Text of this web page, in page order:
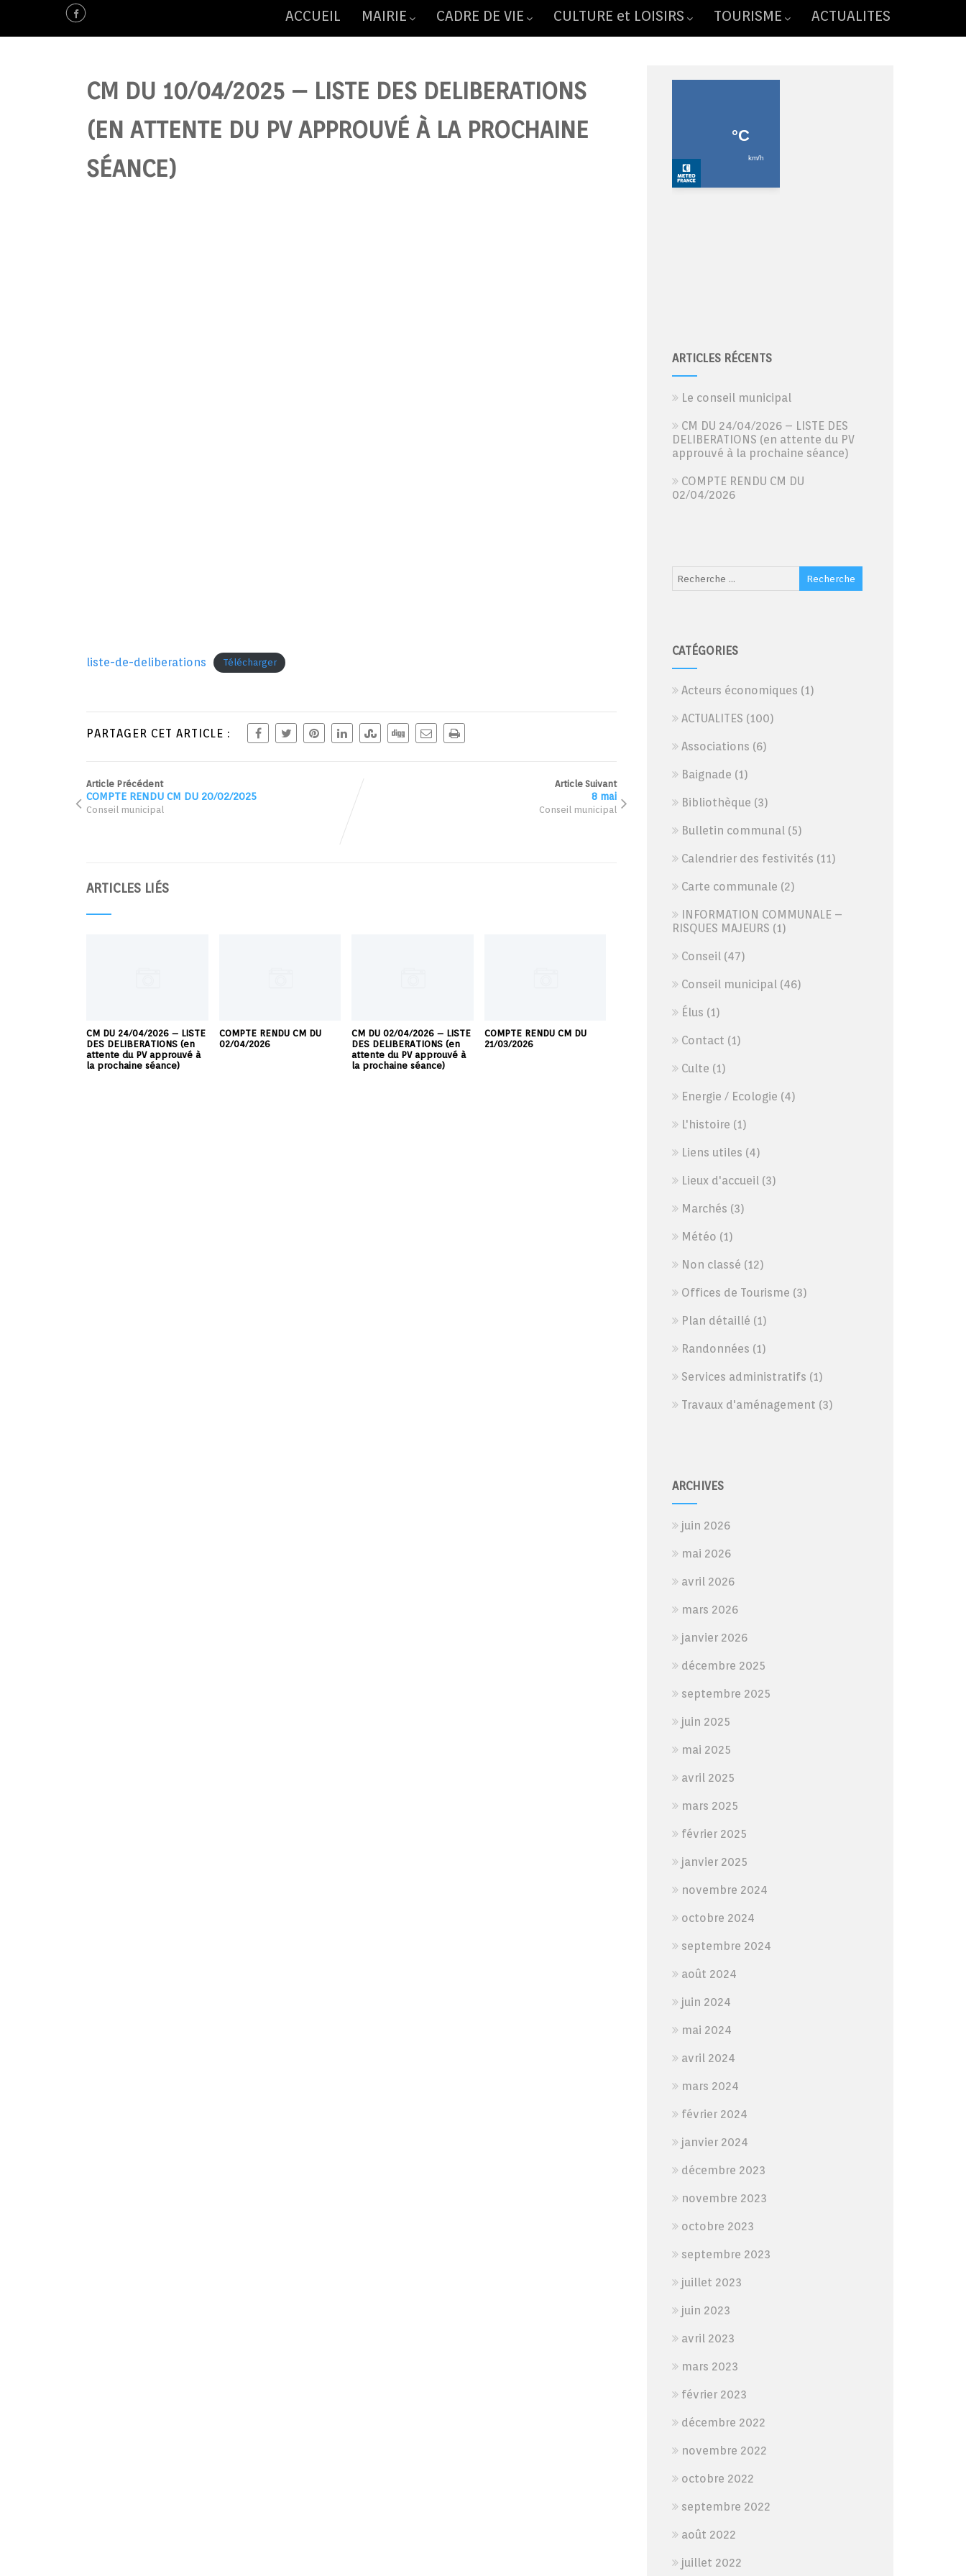
ACCUEIL MAIRIE CADRE DE VIE CULTURE et LOISIRS TOURISME ACTUALITES
CM DU 10/04/2025 – LISTE DES DELIBERATIONS
(EN ATTENTE DU PV APPROUVÉ À LA PROCHAINE
SÉANCE)
liste-de-deliberations Télécharger
PARTAGER CET ARTICLE :
Article Précédent
COMPTE RENDU CM DU 20/02/2025
Conseil municipal
Article Suivant
8 mai
Conseil municipal
ARTICLES LIÉS
CM DU 24/04/2026 – LISTE
DES DELIBERATIONS (en
attente du PV approuvé à
la prochaine séance)
COMPTE RENDU CM DU
02/04/2026
CM DU 02/04/2026 – LISTE
DES DELIBERATIONS (en
attente du PV approuvé à
la prochaine séance)
COMPTE RENDU CM DU
21/03/2026
ARTICLES RÉCENTS
Le conseil municipal
CM DU 24/04/2026 – LISTE DES
DELIBERATIONS (en attente du PV
approuvé à la prochaine séance)
COMPTE RENDU CM DU
02/04/2026
CATÉGORIES
Acteurs économiques (1)
ACTUALITES (100)
Associations (6)
Baignade (1)
Bibliothèque (3)
Bulletin communal(5)
Calendrier des festivités (11)
Carte communale (2)
INFORMATION COMMUNALE –
RISQUES MAJEURS (1)
Conseil(47)
Conseil municipal(46)
Élus (1)
Contact (1)
Culte (1)
Energie / Ecologie (4)
L'histoire (1)
Liens utiles (4)
Lieux d'accueil(3)
Marchés (3)
Météo (1)
Non classé (12)
Offices de Tourisme (3)
Plan détaillé (1)
Randonnées (1)
Services administratifs (1)
Travaux d'aménagement (3)
ARCHIVES
juin 2026
mai 2026
avril 2026
mars 2026
janvier 2026
décembre 2025
septembre 2025
juin 2025
mai 2025
avril 2025
mars 2025
février 2025
janvier 2025
novembre 2024
octobre 2024
septembre 2024
août 2024
juin 2024
mai 2024
avril 2024
mars 2024
février 2024
janvier 2024
décembre 2023
novembre 2023
octobre 2023
septembre 2023
juillet 2023
juin 2023
avril 2023
mars 2023
février 2023
décembre 2022
novembre 2022
octobre 2022
septembre 2022
août 2022
juillet 2022